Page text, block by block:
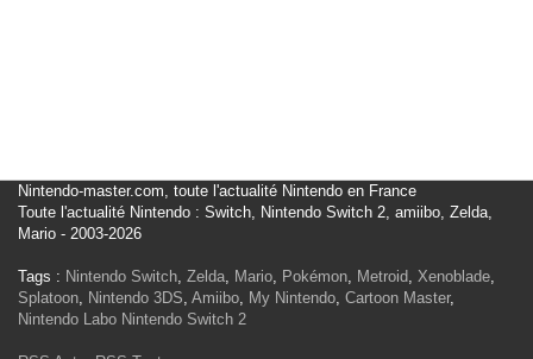
Nintendo-master.com, toute l'actualité Nintendo en France
Toute l'actualité Nintendo : Switch, Nintendo Switch 2, amiibo, Zelda,
Mario - 2003-2026
Tags : Nintendo Switch, Zelda, Mario, Pokémon, Metroid, Xenoblade,
Splatoon, Nintendo 3DS, Amiibo, My Nintendo, Cartoon Master,
Nintendo Labo Nintendo Switch 2